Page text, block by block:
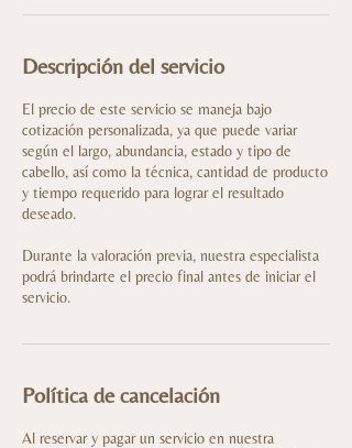
Descripción del servicio
El precio de este servicio se maneja bajo
cotización personalizada, ya que puede variar
según el largo, abundancia, estado y tipo de
cabello, así como la técnica, cantidad de producto
y tiempo requerido para lograr el resultado
deseado.
Durante la valoración previa, nuestra especialista
podrá brindarte el precio final antes de iniciar el
servicio.
Política de cancelación
Al reservar y pagar un servicio en nuestra